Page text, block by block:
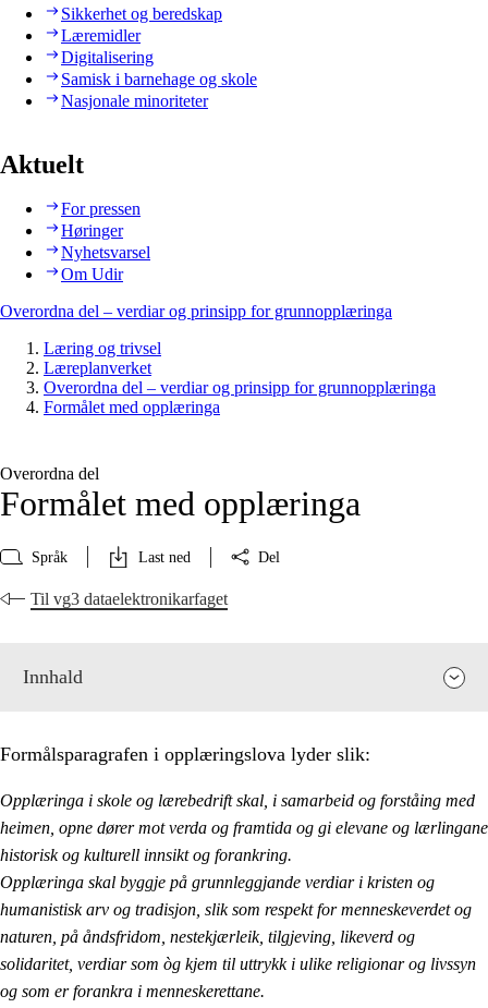
Sikkerhet og beredskap
Læremidler
Digitalisering
Samisk i barnehage og skole
Nasjonale minoriteter
Aktuelt
For pressen
Høringer
Nyhetsvarsel
Om Udir
Overordna del – verdiar og prinsipp for grunnopplæringa
Læring og trivsel
Læreplanverket
Overordna del – verdiar og prinsipp for grunnopplæringa
Formålet med opplæringa
Overordna del
Formålet med opplæringa
Språk Last ned Del
Til vg3 dataelektronikarfaget
Innhald
Formålsparagrafen i opplæringslova lyder slik:
Opplæringa i skole og lærebedrift skal, i samarbeid og forståing med
heimen, opne dører mot verda og framtida og gi elevane og lærlingane
historisk og kulturell innsikt og forankring.
Opplæringa skal byggje på grunnleggjande verdiar i kristen og
humanistisk arv og tradisjon, slik som respekt for menneskeverdet og
naturen, på åndsfridom, nestekjærleik, tilgjeving, likeverd og
solidaritet, verdiar som òg kjem til uttrykk i ulike religionar og livssyn
og som er forankra i menneskerettane.